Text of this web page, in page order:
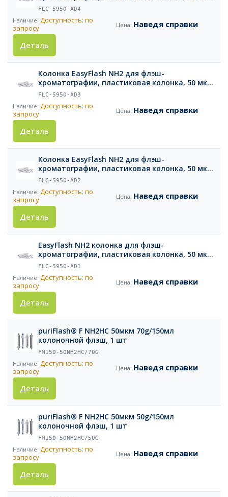
40 г, 1 шт.
FLC-5950-AD4
Доступность: по
запросу
Наведя справки
Деталь
Колонка EasyFlash NH2 для флэш-
хроматографии, пластиковая колонка, 50 мкм,
25 г, 1 шт.
FLC-5950-AD3
Доступность: по
запросу
Наведя справки
Деталь
Колонка EasyFlash NH2 для флэш-
хроматографии, пластиковая колонка, 50 мкм,
12 г, 2 шт.
FLC-5950-AD2
Доступность: по
запросу
Наведя справки
Деталь
EasyFlash NH2 колонка для флэш-
хроматографии, пластиковая колонка, 50 мкм,
4 г, 4 шт.
FLC-5950-AD1
Доступность: по
запросу
Наведя справки
Деталь
puriFlash® F NH2HC 50мкм 70g/150мл
колоночной флэш, 1 шт
FM150-50NH2HC/70G
Доступность: по
запросу
Наведя справки
Деталь
puriFlash® F NH2HC 50мкм 50g/150мл
колоночной флэш, 1 шт
FM150-50NH2HC/50G
Доступность: по
запросу
Наведя справки
Деталь